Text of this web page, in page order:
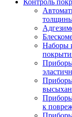
Контроль
Наборы
к